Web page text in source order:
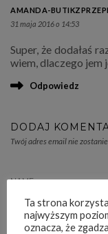
AMANDA-
31 maja 2016 o 14:53
Super, że dodałaś
wiem, dlaczego jem
Odpowiedz
DODAJ
Twój adres email nie
NAME
Ta strona
najwyższym
oznacza, że